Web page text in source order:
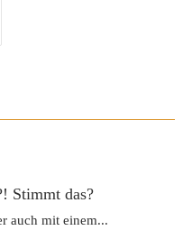
Stimmt das?
mit einem...